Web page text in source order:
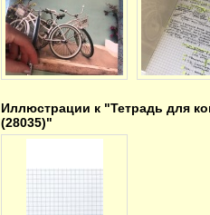
Иллюстрации к "Тетрадь для
(28035)"